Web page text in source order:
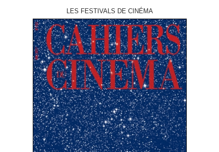
LES FESTIVALS DE CINÉMA